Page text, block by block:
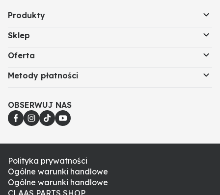
Produkty
Sklep
Oferta
Metody płatności
OBSERWUJ NAS
Polityka prywatności
Ogólne warunki handlowe
Ogólne warunki handlowe